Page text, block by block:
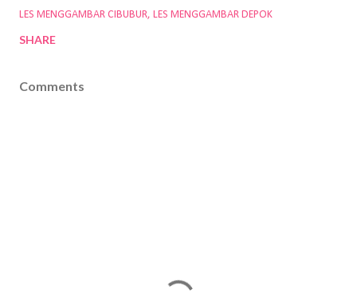
LES MENGGAMBAR CIBUBUR LES MENGGAMBAR DEPOK
SHARE
Comments